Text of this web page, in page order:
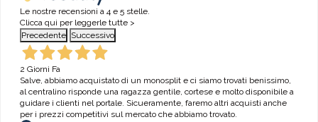
Le nostre recensioni a 4 e 5 stelle.
Clicca qui per leggerle tutte >
Precedente Successivo
2 Giorni Fa
Salve, abbiamo acquistato di un monosplit e ci siamo trovati benissimo,
al centralino risponde una ragazza gentile, cortese e molto disponibile a
guidare i clienti nel portale. Sicueramente, faremo altri acquisti anche
per i prezzi competitivi sul mercato che abbiamo trovato.